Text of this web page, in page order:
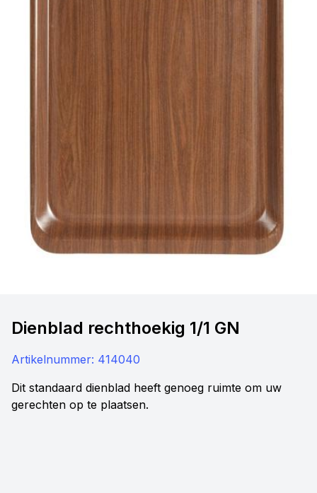
Dienblad rechthoekig 1/1 GN
Artikelnummer: 414040
Dit standaard dienblad heeft genoeg ruimte om uw
gerechten op te plaatsen.